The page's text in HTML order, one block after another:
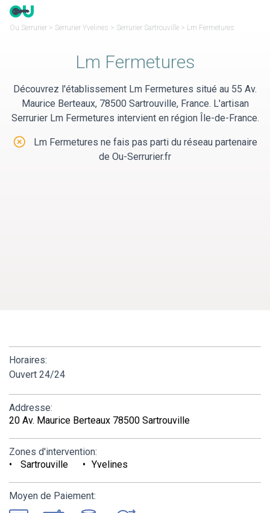
Panneau de gestion des cookies
Ou Serrurier > Serrurier Yvelines > Serrurier Sartrouville > Lm Fermetures
Lm Fermetures
Découvrez l'établissement Lm Fermetures situé au 55 Av.
Maurice Berteaux, 78500 Sartrouville, France. L'artisan
Serrurier Lm Fermetures intervient en région Île-de-France.
Lm Fermetures ne fais pas parti du réseau partenaire
de Ou-Serrurier.fr
Horaires:
Ouvert 24/24
Addresse:
20 Av. Maurice Berteaux 78500 Sartrouville
Zones d'intervention:
Sartrouville
Yvelines
Moyen de Paiement: